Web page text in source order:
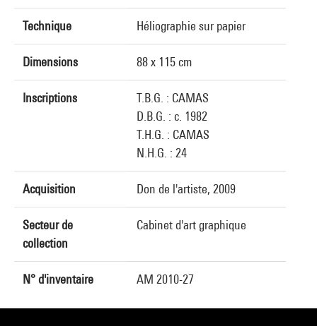
Technique Héliographie sur papier
Dimensions 88 x 115 cm
Inscriptions
T.B.G. : CAMAS
D.B.G. : c. 1982
T.H.G. : CAMAS
N.H.G. : 24
Acquisition Don de l'artiste, 2009
Secteur de
collection
Cabinet d'art graphique
N° d'inventaire AM 2010-27